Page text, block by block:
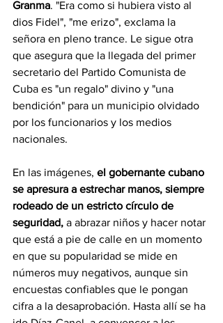
Granma. "Era como si hubiera visto al
dios Fidel", "me erizo", exclama la
señora en pleno trance. Le sigue otra
que asegura que la llegada del primer
secretario del Partido Comunista de
Cuba es "un regalo" divino y "una
bendición" para un municipio olvidado
por los funcionarios y los medios
nacionales.
En las imágenes, el gobernante cubano
se apresura a estrechar manos, siempre
rodeado de un estricto círculo de
seguridad, a abrazar niños y hacer notar
que está a pie de calle en un momento
en que su popularidad se mide en
números muy negativos, aunque sin
encuestas confiables que le pongan
cifra a la desaprobación. Hasta allí se ha